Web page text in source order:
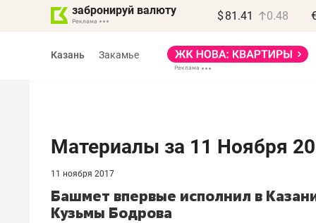
забронируй валюту $ 81.41 0.48
Казань Закамье
Материалы за 11 Ноября
11 ноября 2017
Башмет впервые исполнил в
Кузьмы Бодрова
МАРТ